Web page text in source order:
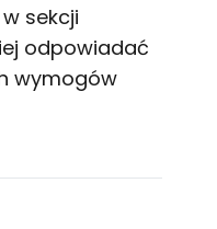
sekcji
odpowiadać
wymogów